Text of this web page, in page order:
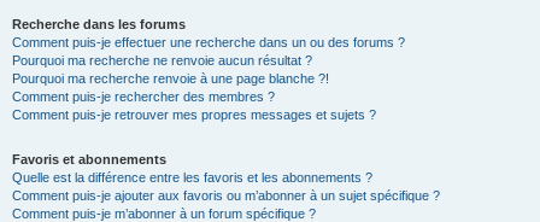
Recherche dans les forums
Comment puis-je effectuer une recherche dans un ou des forums ?
Pourquoi ma recherche ne renvoie aucun résultat ?
Pourquoi ma recherche renvoie à une page blanche ?!
Comment puis-je rechercher des membres ?
Comment puis-je retrouver mes propres messages et sujets ?
Favoris et abonnements
Quelle est la différence entre les favoris et les abonnements ?
Comment puis-je ajouter aux favoris ou m’abonner à un sujet spécifique ?
Comment puis-je m’abonner à un forum spécifique ?